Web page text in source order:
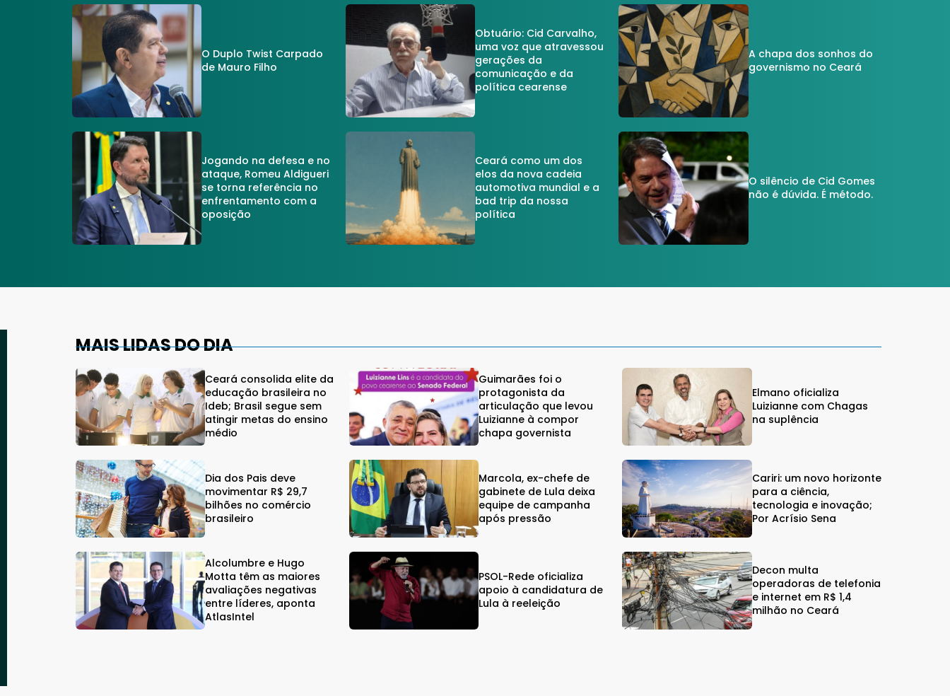
O Duplo Twist Carpado
de Mauro Filho
Obtuário: Cid Carvalho,
uma voz que atravessou
gerações da
comunicação e da
política cearense
A chapa dos sonhos do
governismo no Ceará
Jogando na defesa e no
ataque, Romeu Aldigueri
se torna referência no
enfrentamento com a
oposição
Ceará como um dos
elos da nova cadeia
automotiva mundial e a
bad trip da nossa
política
O silêncio de Cid Gomes
não é dúvida. É método.
MAIS LIDAS DO DIA
Ceará consolida elite da
educação brasileira no
Ideb; Brasil segue sem
atingir metas do ensino
médio
Guimarães foi o
protagonista da
articulação que levou
Luizianne à compor
chapa governista
Elmano oficializa
Luizianne com Chagas
na suplência
Dia dos Pais deve
movimentar R$ 29,7
bilhões no comércio
brasileiro
Marcola, ex-chefe de
gabinete de Lula deixa
equipe de campanha
após pressão
Cariri: um novo horizonte
para a ciência,
tecnologia e inovação;
Por Acrísio Sena
Alcolumbre e Hugo
Motta têm as maiores
avaliações negativas
entre líderes, aponta
AtlasIntel
PSOL-Rede oficializa
apoio à candidatura de
Lula à reeleição
Decon multa
operadoras de telefonia
e internet em R$ 1,4
milhão no Ceará